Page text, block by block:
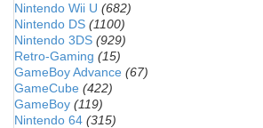
Nintendo Wii U (682)
Nintendo DS (1100)
Nintendo 3DS (929)
Retro-Gaming (15)
GameBoy Advance (67)
GameCube (422)
GameBoy (119)
Nintendo 64 (315)